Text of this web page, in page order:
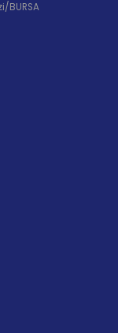
BURSA